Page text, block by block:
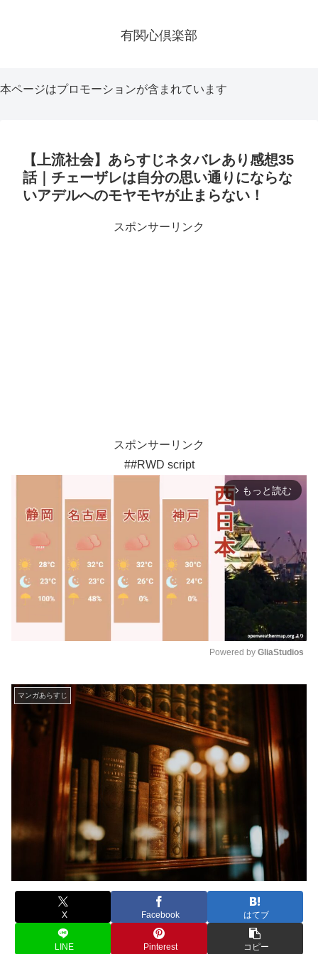
有関心倶楽部
本ページはプロモーションが含まれています
【上流社会】あらすじネタバレあり感想35
話｜チェーザレは自分の思い通りにならな
いアデルへのモヤモヤが止まらない！
スポンサーリンク
スポンサーリンク
##RWD script
arrow_forward_ios もっと読む
Powered by GliaStudios
マンガあらすじ
X Facebook はてブ
LINE Pinterest コピー